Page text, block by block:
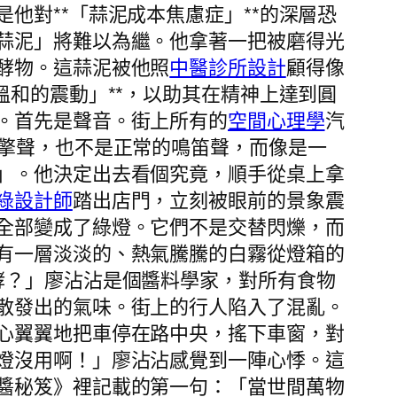
他對**「蒜泥成本焦慮症」**的深層恐
泥」將難以為繼。他拿著一把被磨得光
物。這蒜泥被他照中醫診所設計顧得像
的震動」**，以助其在精神上達到圓
首先是聲音。街上所有的空間心理學汽
，也不是正常的鳴笛聲，而像是一
。他決定出去看個究竟，順手從桌上拿
設計師踏出店門，立刻被眼前的景象震
部變成了綠燈。它們不是交替閃爍，而
一層淡淡的、熱氣騰騰的白霧從燈箱的
」廖沾沾是個醬料學家，對所有食物
出的氣味。街上的行人陷入了混亂。
翼翼地把車停在路中央，搖下車窗，對
沒用啊！」廖沾沾感覺到一陣心悸。這
秘笈》裡記載的第一句：「當世間萬物